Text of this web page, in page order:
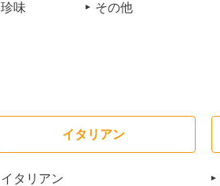
珍味
その他
イタリアン
イタリアン